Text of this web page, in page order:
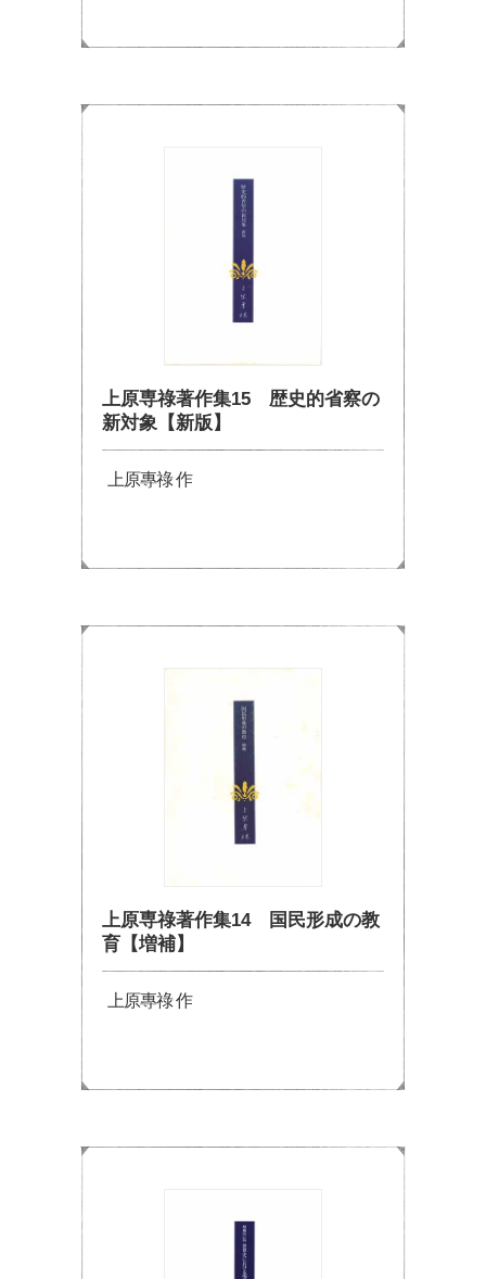
上原専祿著作集15 歴史的省察の
新対象【新版】
上原專祿 作
上原専祿著作集14 国民形成の教
育【増補】
上原專祿 作